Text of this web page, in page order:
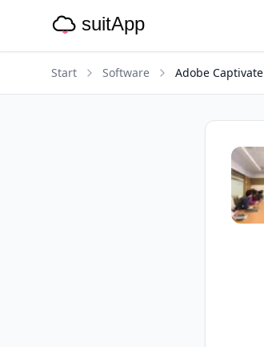
Start Software Adobe Captivate